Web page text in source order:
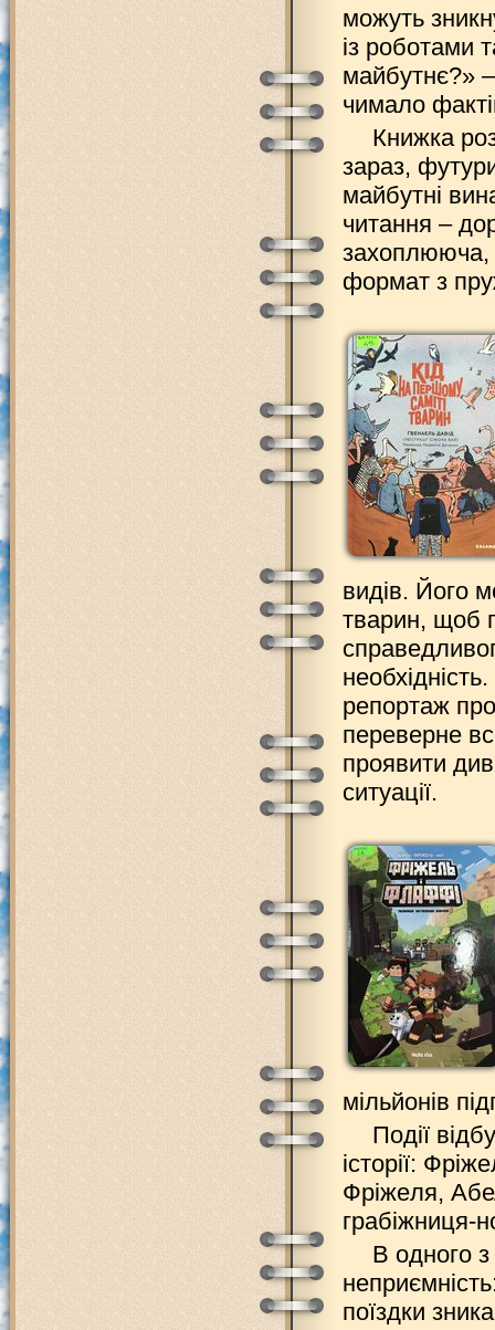
можуть
із роботами
майбутнє?»
чимало
Книжка
зараз,
майбутні
читання –
захоплююча,
формат з
видів. Його
тварин, щоб
репортаж
переверне
проявити
ситуації.
мільйонів
Події
історії:
Фрiжeля,
грабiжниця-
В одного з
поїздки